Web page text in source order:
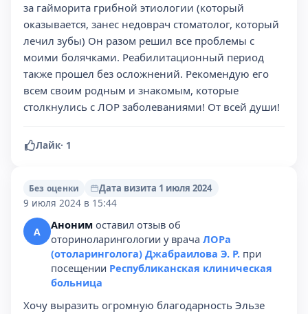
за гайморита грибной этиологии (который
оказывается, занес недоврач стоматолог, который
лечил зубы) Он разом решил все проблемы с
моими болячками. Реабилитационный период
также прошел без осложнений. Рекомендую его
всем своим родным и знакомым, которые
столкнулись с ЛОР заболеваниями! От всей души!
Лайк· 1
Без оценки
Дата визита 1 июля 2024
9 июля 2024 в 15:44
А Аноним оставил отзыв об
оториноларингологии у врача ЛОРа
(отоларинголога) Джабраилова Э. Р. при
посещении Республиканская клиническая
больница
Хочу выразить огромную благодарность Эльзе